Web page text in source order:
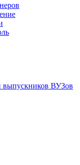
выпускников ВУЗов